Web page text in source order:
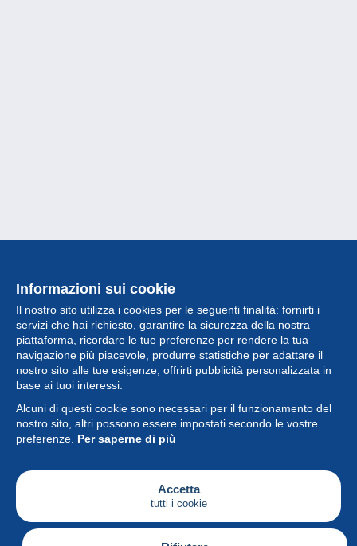
Informazioni sui cookie
Il nostro sito utilizza i cookies per le seguenti finalità: fornirti i
servizi che hai richiesto, garantire la sicurezza della nostra
piattaforma, ricordare le tue preferenze per rendere la tua
navigazione più piacevole, produrre statistiche per adattare il
nostro sito alle tue esigenze, offrirti pubblicità personalizzata in
base ai tuoi interessi.
Alcuni di questi cookie sono necessari per il funzionamento del
nostro sito, altri possono essere impostati secondo le vostre
preferenze. Per saperne di più
Accetta
tutti i cookie
Collezione
Novità
Funzione
Società
Servizi